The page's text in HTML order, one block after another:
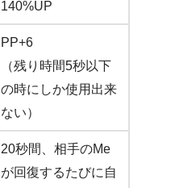
140%UP
PP+6
（残り時間5秒以下
の時にしか使用出来
ない）
20秒間、相手のMe
が回復するたびに自